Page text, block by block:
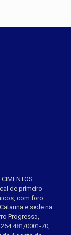
de primeiro
com foro
e sede na
Progresso,
0001-70,